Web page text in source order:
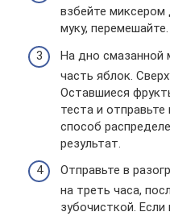
взбейте миксером
муку, перемешайте.
На дно
часть яблок.
Оставшиеся
теста и отправьте
способ
результат.
Отправьте в
на треть часа,
зубочисткой.